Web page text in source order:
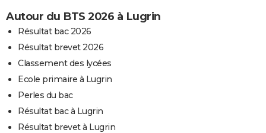
Autour du BTS 2026 à Lugrin
Résultat bac 2026
Résultat brevet 2026
Classement des lycées
Ecole primaire à Lugrin
Perles du bac
Résultat bac à Lugrin
Résultat brevet à Lugrin